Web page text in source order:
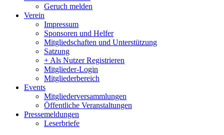
Geruch melden
Verein
Impressum
Sponsoren und Helfer
Mitgliedschaften und Unterstützung
Satzung
+ Als Nutzer Registrieren
Mitglieder-Login
Mitgliederbereich
Events
Mitgliederversammlungen
Öffentliche Veranstaltungen
Pressemeldungen
Leserbriefe